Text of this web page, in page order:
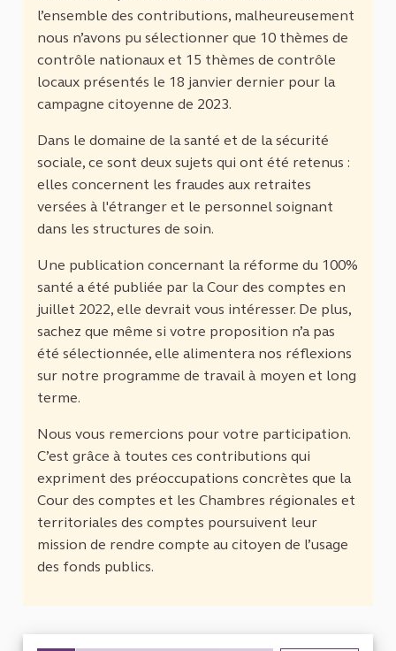
l’ensemble des contributions, malheureusement
nous n’avons pu sélectionner que 10 thèmes de
contrôle nationaux et 15 thèmes de contrôle
locaux présentés le 18 janvier dernier pour la
campagne citoyenne de 2023.
Dans le domaine de la santé et de la sécurité
sociale, ce sont deux sujets qui ont été retenus :
elles concernent les fraudes aux retraites
versées à l'étranger et le personnel soignant
dans les structures de soin.
Une publication concernant la réforme du 100%
santé a été publiée par la Cour des comptes en
juillet 2022, elle devrait vous intéresser. De plus,
sachez que même si votre proposition n’a pas
été sélectionnée, elle alimentera nos réflexions
sur notre programme de travail à moyen et long
terme.
Nous vous remercions pour votre participation.
C’est grâce à toutes ces contributions qui
expriment des préoccupations concrètes que la
Cour des comptes et les Chambres régionales et
territoriales des comptes poursuivent leur
mission de rendre compte au citoyen de l’usage
des fonds publics.